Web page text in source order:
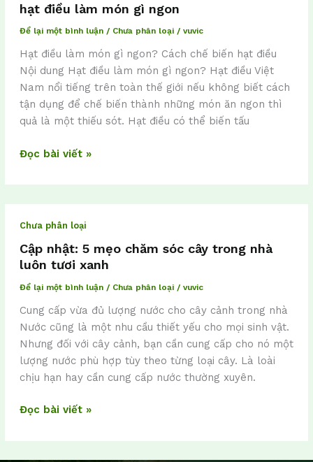
hạt điều làm món gì ngon
Để lại một bình luận / Chưa phân loại/ vuvic
Hạt điều làm món gì ngon? Cách chế biến hạt điều
Nội dung Hạt điều làm món gì ngon? Hạt điều Việt
Nam nổi tiếng trên toàn thế giới nếu không biết cách
tận dụng để chế biến thành những món ăn ngon thì
quả là một thiếu sót. Hạt điều có thể biến tấu
Đọc bài viết »
Chưa phân loại
Cập nhật: 5 mẹo chăm sóc cây trong nhà
luôn tươi xanh
Để lại một bình luận / Chưa phân loại/ vuvic
Cung cấp vừa đủ lượng nước cho cây cảnh trong nhà
Nước cũng là một nhu cầu thiết yếu cho mọi sinh vật.
Nhưng đối với cây cảnh, bạn cần cung cấp cho nó một
lượng nước phù hợp tùy theo từng loại cây. Là loài
chịu hạn hay cần cung cấp nước thường xuyên.
nhật:
5
mẹo
cây
trong
nhà
luôn
tươi
Đọc bài viết »